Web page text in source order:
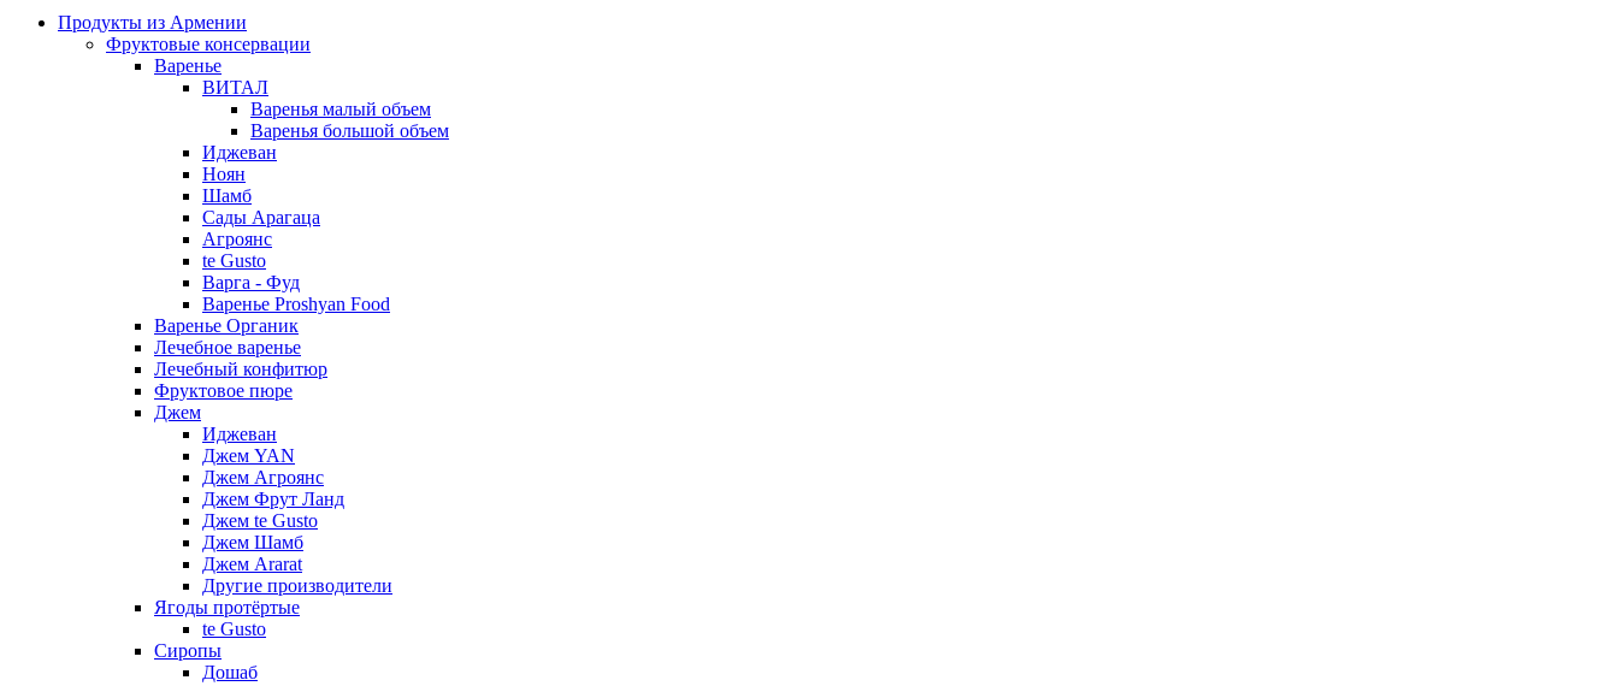
Продукты из Армении
Фруктовые консервации
Варенье
ВИТАЛ
Варенья малый объем
Варенья большой объем
Иджеван
Ноян
Шамб
Сады Арагаца
Агроянс
te Gusto
Варга - Фуд
Варенье Proshyan Food
Варенье Органик
Лечебное варенье
Лечебный конфитюр
Фруктовое пюре
Джем
Иджеван
Джем YAN
Джем Агроянс
Джем Фрут Ланд
Джем te Gusto
Джем Шамб
Джем Ararat
Другие производители
Ягоды протёртые
te Gusto
Сиропы
Дошаб